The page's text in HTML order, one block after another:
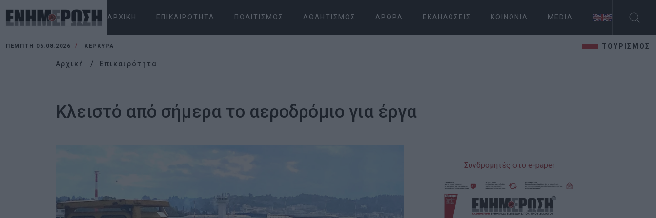
ΑΡΧΙΚΉ ΕΠΙΚΑΙΡΌΤΗΤΑ ΠΟΛΙΤΙΣΜΌΣ ΑΘΛΗΤΙΣΜΌΣ ΆΡΘΡΑ ΕΚΔΗΛΏΣΕΙΣ ΚΟΙΝΩΝΊΑ MEDIA
ΠΈΜΠΤΗ 06.08.2026 ΚΕΡΚΥΡΑ ΤΟΥΡΙΣΜΟΣ
Αρχική Επικαιρότητα
Κλειστό από σήμερα το αεροδρόμιο για έργα
Συνδρομητές στο e-paper